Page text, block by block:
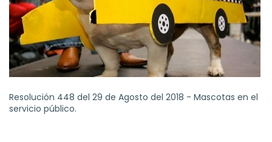
Resolución 448 del 29 de Agosto del 2018 - Mascotas en el
servicio público.